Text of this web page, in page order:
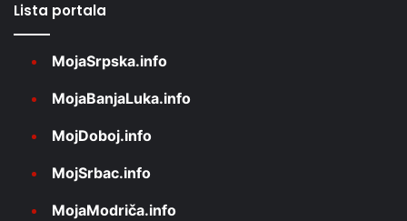
Lista portala
MojaSrpska.info
MojaBanjaLuka.info
MojDoboj.info
MojSrbac.info
MojaModriča.info